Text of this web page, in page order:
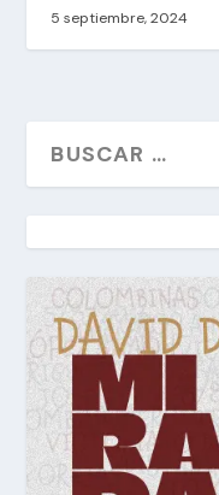
5 septiembre, 2024